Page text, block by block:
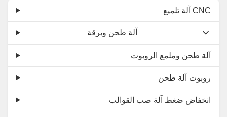
آلة تلميع CNC
آلة طحن وبرقة
آلة طحن وملمع الروبوت
روبوت آلة طحن
انخفاض ضغط آلة صب القوالب